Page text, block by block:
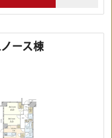
ース棟